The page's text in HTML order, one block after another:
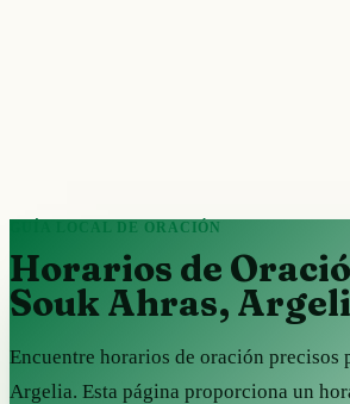
GUÍA LOCAL DE ORACIÓN
Horarios de
Souk Ahras,
Encuentre horarios de oración precisos
Argelia. Esta página proporciona un